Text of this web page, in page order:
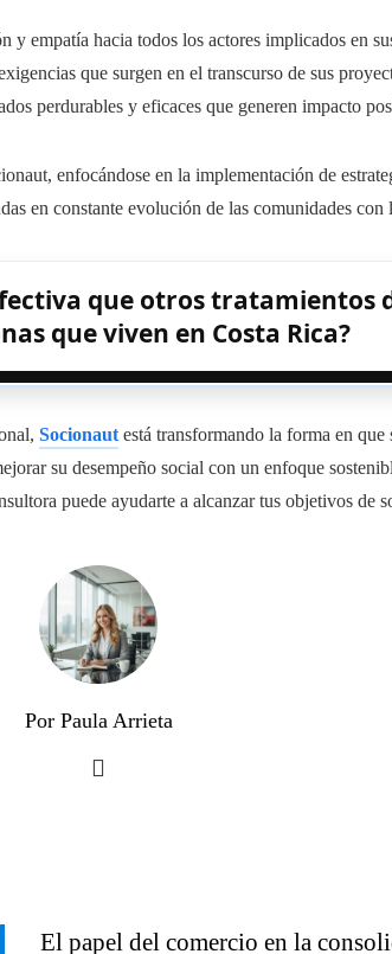
y empatía hacia todos los actores implicados en
que surgen en el transcurso de sus
perdurables y eficaces que generen impacto
enfocándose en la implementación de
en constante evolución de las comunidades con
que otros tratamientos
que viven en Costa Rica?
Socionaut está transformando la forma en que
su desempeño social con un enfoque
puede ayudarte a alcanzar tus objetivos de
Por Paula Arrieta
El papel del comercio en la